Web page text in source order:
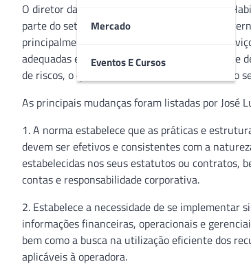
Mercado
Eventos E Cursos
O diretor da DIOPE – Diretoria de Normas e
parte do setor regulado possui práticas de
principalmente de quem contrata e uso os
adequadas e reduzam risco de descontinuidade
de riscos, o que fortalece a sustentabilidade do
As principais mudanças foram listadas por José
1. A norma estabelece que as práticas e
devem ser efetivos e consistentes com a
estabelecidas nos seus estatutos ou contratos,
contas e responsabilidade corporativa.
2. Estabelece a necessidade de se implementar
informações financeiras, operacionais e
bem como a busca na utilização eficiente dos
aplicáveis à operadora.